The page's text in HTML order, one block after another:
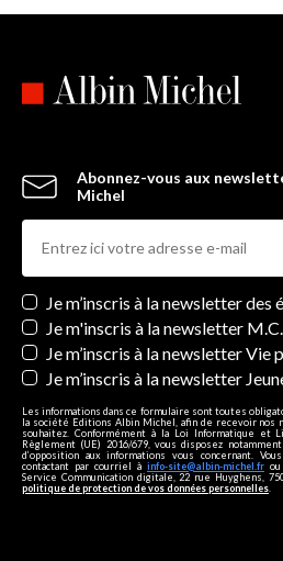
Abonnez-vous aux
Michel
Newsletters
Je m’inscris à la newsletter
Je m'inscris à la newsletter
Je m’inscris à la newsletter Vie
Je m’inscris à la newsletter
Les informations dans ce formulaire sont toutes
la société Editions Albin Michel, afin de recevoir
souhaitez. Conformément à la Loi Informatique et
Règlement (UE) 2016/679, vous disposez
d’opposition aux informations vous concernant.
contactant par courriel à info-site@albin-michel.fr
Service Communication digitale, 22 rue Huyghens,
politique de protection de vos données personnelles